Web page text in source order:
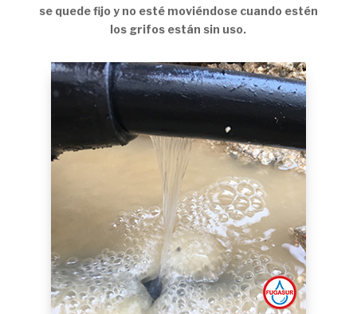
se quede fijo y no esté moviéndose cuando estén
los grifos están sin uso.